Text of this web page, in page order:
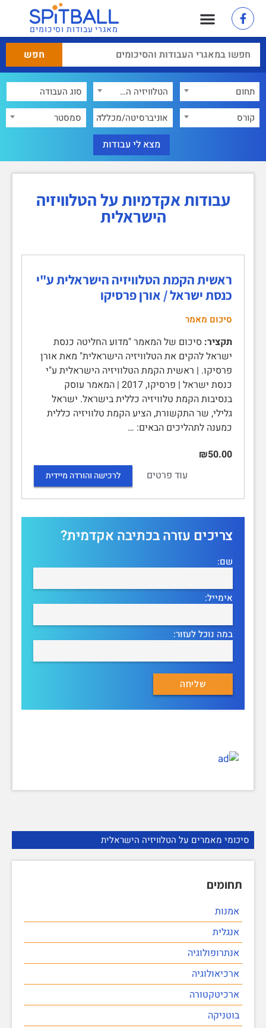
מאגרי עבודות וסיכומים
תחום
הטלוויזיה הישראלית
קורס
אוניברסיטה/מכללה סמסטר
סיכומי מאמרים על הטלוויזיה הישראלית
תחומים
אמנות
אנגלית
אנתרופולוגיה
ארכיאולוגיה
ארכיטקטורה
בוטניקה
עבודות אקדמיות על הטלוויזיה
הישראלית
ראשית הקמת הטלוויזיה הישראלית ע"י
כנסת ישראל / אורן פרסיקו
סיכום מאמר
תקציר: סיכום של המאמר "מדוע החליטה כנסת
ישראל להקים את הטלוויזיה הישראלית" מאת אורן
פרסיקו. | ראשית הקמת הטלוויזיה הישראלית ע"י
כנסת ישראל | פרסיקו, 2017 | המאמר עוסק
בנסיבות הקמת טלוויזיה כללית בישראל. ישראל
גלילי, שר התקשורת, הציע הקמת טלוויזיה כללית
כמענה לתהליכים הבאים: …
₪50.00
עוד פרטים
לרכישה והורדה מיידית
צריכים עזרה בכתיבה אקדמית?
שם:
אימייל:
במה נוכל לעזור: